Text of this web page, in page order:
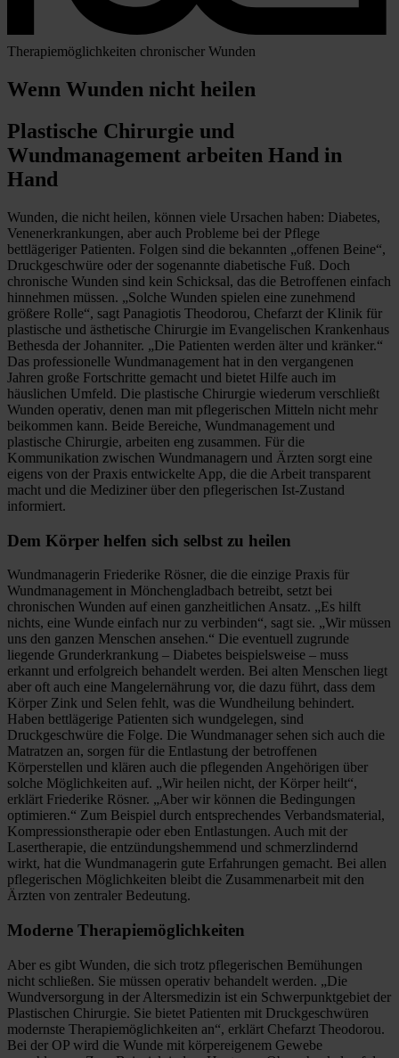
Therapiemöglichkeiten chronischer Wunden
Wenn Wunden nicht heilen
Plastische Chirurgie und
Wundmanagement arbeiten Hand in
Hand
Wunden, die nicht heilen, können viele Ursachen haben: Diabetes,
Venenerkrankungen, aber auch Probleme bei der Pflege
bettlägeriger Patienten. Folgen sind die bekannten „offenen Beine“,
Druckgeschwüre oder der sogenannte diabetische Fuß. Doch
chronische Wunden sind kein Schicksal, das die Betroffenen einfach
hinnehmen müssen. „Solche Wunden spielen eine zunehmend
größere Rolle“, sagt Panagiotis Theodorou, Chefarzt der Klinik für
plastische und ästhetische Chirurgie im Evangelischen Krankenhaus
Bethesda der Johanniter. „Die Patienten werden älter und kränker.“
Das professionelle Wundmanagement hat in den vergangenen
Jahren große Fortschritte gemacht und bietet Hilfe auch im
häuslichen Umfeld. Die plastische Chirurgie wiederum verschließt
Wunden operativ, denen man mit pflegerischen Mitteln nicht mehr
beikommen kann. Beide Bereiche, Wundmanagement und
plastische Chirurgie, arbeiten eng zusammen. Für die
Kommunikation zwischen Wundmanagern und Ärzten sorgt eine
eigens von der Praxis entwickelte App, die die Arbeit transparent
macht und die Mediziner über den pflegerischen Ist-Zustand
informiert.
Dem Körper helfen sich selbst zu heilen
Wundmanagerin Friederike Rösner, die die einzige Praxis für
Wundmanagement in Mönchengladbach betreibt, setzt bei
chronischen Wunden auf einen ganzheitlichen Ansatz. „Es hilft
nichts, eine Wunde einfach nur zu verbinden“, sagt sie. „Wir müssen
uns den ganzen Menschen ansehen.“ Die eventuell zugrunde
liegende Grunderkrankung – Diabetes beispielsweise – muss
erkannt und erfolgreich behandelt werden. Bei alten Menschen liegt
aber oft auch eine Mangelernährung vor, die dazu führt, dass dem
Körper Zink und Selen fehlt, was die Wundheilung behindert.
Haben bettlägerige Patienten sich wundgelegen, sind
Druckgeschwüre die Folge. Die Wundmanager sehen sich auch die
Matratzen an, sorgen für die Entlastung der betroffenen
Körperstellen und klären auch die pflegenden Angehörigen über
solche Möglichkeiten auf. „Wir heilen nicht, der Körper heilt“,
erklärt Friederike Rösner. „Aber wir können die Bedingungen
optimieren.“ Zum Beispiel durch entsprechendes Verbandsmaterial,
Kompressionstherapie oder eben Entlastungen. Auch mit der
Lasertherapie, die entzündungshemmend und schmerzlindernd
wirkt, hat die Wundmanagerin gute Erfahrungen gemacht. Bei allen
pflegerischen Möglichkeiten bleibt die Zusammenarbeit mit den
Ärzten von zentraler Bedeutung.
Moderne Therapiemöglichkeiten
Aber es gibt Wunden, die sich trotz pflegerischen Bemühungen
nicht schließen. Sie müssen operativ behandelt werden. „Die
Wundversorgung in der Altersmedizin ist ein Schwerpunktgebiet der
Plastischen Chirurgie. Sie bietet Patienten mit Druckgeschwüren
modernste Therapiemöglichkeiten an“, erklärt Chefarzt Theodorou.
Bei der OP wird die Wunde mit körpereigenem Gewebe